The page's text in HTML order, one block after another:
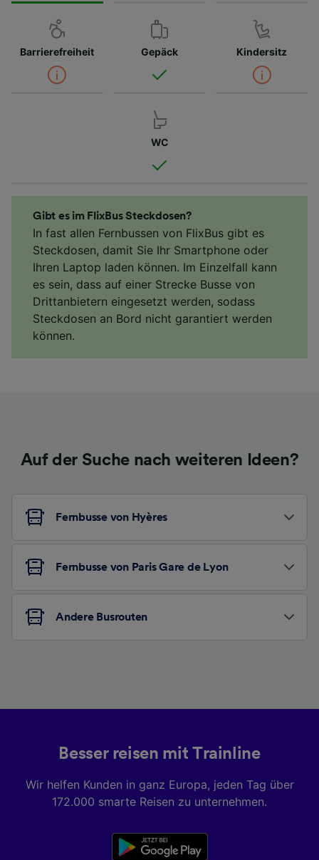
Barrierefreiheit Gepäck Kindersitz
WC
Gibt es im FlixBus Steckdosen?
In fast allen Fernbussen von FlixBus gibt es
Steckdosen, damit Sie Ihr Smartphone oder
Ihren Laptop laden können. Im Einzelfall kann
es sein, dass auf einer Strecke Busse von
Drittanbietern eingesetzt werden, sodass
Steckdosen an Bord nicht garantiert werden
können.
Auf der Suche nach weiteren Ideen?
Fernbusse von Hyères
Fernbusse von Paris Gare de Lyon
Andere Busrouten
Besser reisen mit Trainline
Wir helfen Kunden in ganz Europa, jeden Tag über
172.000 smarte Reisen zu unternehmen.